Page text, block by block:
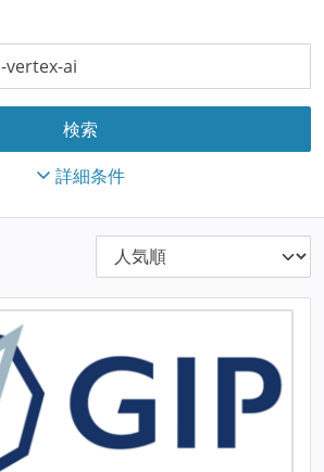
詳細条件